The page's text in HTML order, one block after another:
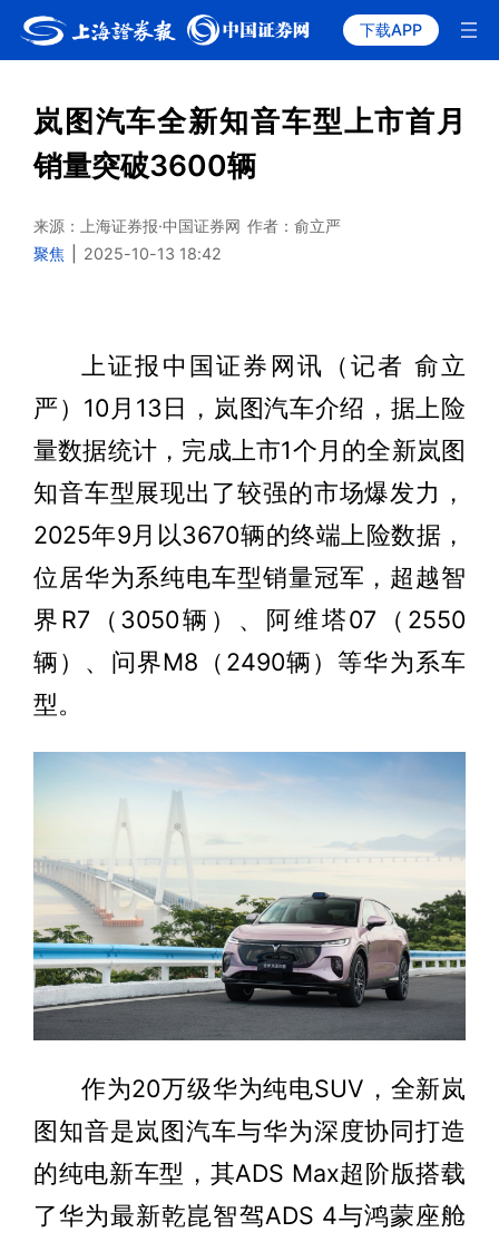
下载APP
岚图汽车全新知音车型上市首月
销量突破3600辆
来源：上海证券报·中国证券网 作者：俞立严
聚焦
2025-10-13 18:42
上证报中国证券网讯（记者 俞立
严）10月13日，岚图汽车介绍，据上险
量数据统计，完成上市1个月的全新岚图
知音车型展现出了较强的市场爆发力，
2025年9月以3670辆的终端上险数据，
位居华为系纯电车型销量冠军，超越智
界R7（3050辆）、阿维塔07（2550
辆）、问界M8（2490辆）等华为系车
型。
作为20万级华为纯电SUV，全新岚
图知音是岚图汽车与华为深度协同打造
的纯电新车型，其ADS Max超阶版搭载
了华为最新乾崑智驾ADS 4与鸿蒙座舱